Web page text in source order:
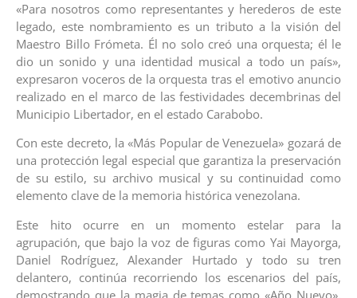
«Para nosotros como representantes y herederos de este
legado, este nombramiento es un tributo a la visión del
Maestro Billo Frómeta. Él no solo creó una orquesta; él le
dio un sonido y una identidad musical a todo un país»,
expresaron voceros de la orquesta tras el emotivo anuncio
realizado en el marco de las festividades decembrinas del
Municipio Libertador, en el estado Carabobo.
Con este decreto, la «Más Popular de Venezuela» gozará de
una protección legal especial que garantiza la preservación
de su estilo, su archivo musical y su continuidad como
elemento clave de la memoria histórica venezolana.
Este hito ocurre en un momento estelar para la
agrupación, que bajo la voz de figuras como Yai Mayorga,
Daniel Rodríguez, Alexander Hurtado y todo su tren
delantero, continúa recorriendo los escenarios del país,
demostrando que la magia de temas como «Año Nuevo»,